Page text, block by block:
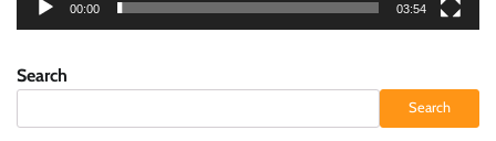
00:00 03:54
Search
Search